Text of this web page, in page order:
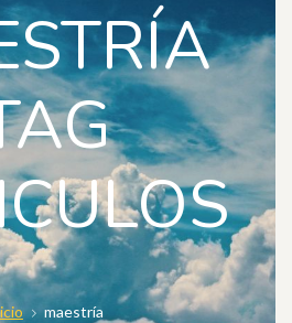
maestría